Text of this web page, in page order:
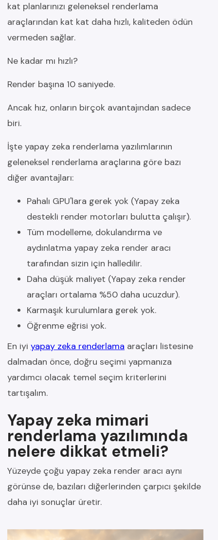
kat planlarınızı geleneksel renderlama
araçlarından kat kat daha hızlı, kaliteden ödün
vermeden sağlar.
Ne kadar mı hızlı?
Render başına 10 saniyede.
Ancak hız, onların birçok avantajından sadece
biri.
İşte yapay zeka renderlama yazılımlarının
geleneksel renderlama araçlarına göre bazı
diğer avantajları:
Pahalı GPU'lara gerek yok (Yapay zeka
destekli render motorları bulutta çalışır).
Tüm modelleme, dokulandırma ve
aydınlatma yapay zeka render aracı
tarafından sizin için halledilir.
Daha düşük maliyet (Yapay zeka render
araçları ortalama %50 daha ucuzdur).
Karmaşık kurulumlara gerek yok.
Öğrenme eğrisi yok.
En iyi yapay zeka renderlama araçları listesine
dalmadan önce, doğru seçimi yapmanıza
yardımcı olacak temel seçim kriterlerini
tartışalım.
Yapay zeka mimari
renderlama yazılımında
nelere dikkat etmeli?
Yüzeyde çoğu yapay zeka render aracı aynı
görünse de, bazıları diğerlerinden çarpıcı şekilde
daha iyi sonuçlar üretir.